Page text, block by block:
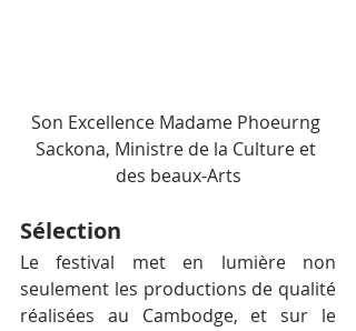
Son Excellence Madame Phoeurng
Sackona, Ministre de la Culture et
des beaux-Arts
Sélection
Le festival met en lumière non
seulement les productions de qualité
réalisées au Cambodge, et sur le